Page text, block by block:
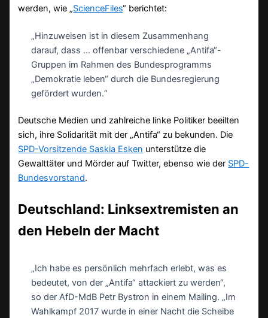
werden, wie „ScienceFiles“ berichtet:
„Hinzuweisen ist in diesem Zusammenhang
darauf, dass … offenbar verschiedene „Antifa“-
Gruppen im Rahmen des Bundesprogramms
„Demokratie leben“ durch die Bundesregierung
gefördert wurden.“
Deutsche Medien und zahlreiche linke Politiker beeilten
sich, ihre Solidarität mit der „Antifa“ zu bekunden. Die
SPD-Vorsitzende Saskia Esken unterstütze die
Gewalttäter und Mörder auf Twitter, ebenso wie der SPD-
Bundesvorstand.
Deutschland: Linksextremisten an
den Hebeln der Macht
„Ich habe es persönlich mehrfach erlebt, was es
bedeutet, von der „Antifa“ attackiert zu werden“,
so der AfD-MdB Petr Bystron in einem Mailing. „Im
Wahlkampf 2017 wurde in einer Nacht die Scheibe